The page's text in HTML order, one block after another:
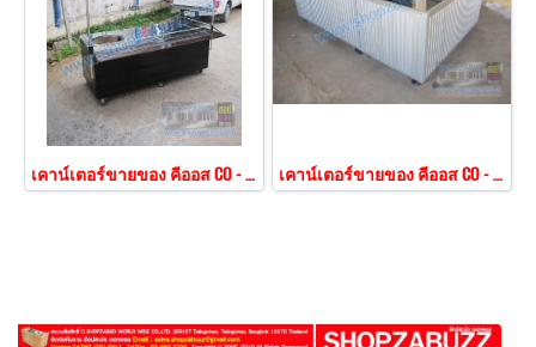
เคาน์เตอร์ขายของ คีออส CO - 152 เคาน์เตอร์ขายของ คีออส CO - 153